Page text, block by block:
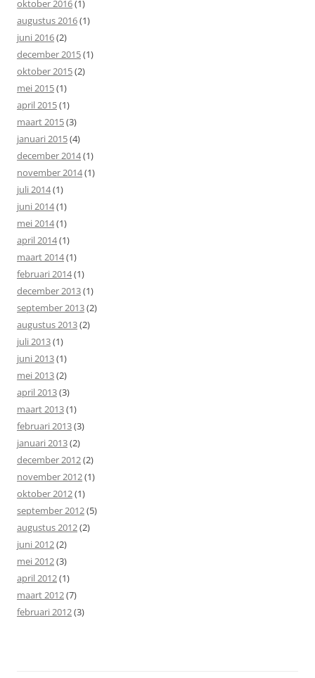
oktober 2016(1)
augustus 2016(1)
juni 2016(2)
december 2015(1)
oktober 2015(2)
mei 2015(1)
april 2015(1)
maart 2015(3)
januari 2015(4)
december 2014(1)
november 2014(1)
juli 2014(1)
juni 2014(1)
mei 2014(1)
april 2014(1)
maart 2014(1)
februari 2014(1)
december 2013(1)
september 2013(2)
augustus 2013(2)
juli 2013(1)
juni 2013(1)
mei 2013(2)
april 2013(3)
maart 2013(1)
februari 2013(3)
januari 2013(2)
december 2012(2)
november 2012(1)
oktober 2012(1)
september 2012(5)
augustus 2012(2)
juni 2012(2)
mei 2012(3)
april 2012(1)
maart 2012(7)
februari 2012(3)